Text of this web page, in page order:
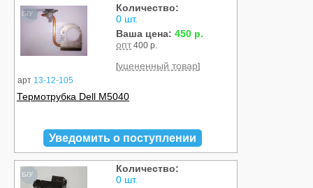
Б/У
арт 13-12-105
Количество:
0 шт.
Ваша цена: 450 р.
опт 400 р.
[уцененный товар]
Термотрубка Dell M5040
Уведомить о поступлении
Б/У
Количество:
0 шт.